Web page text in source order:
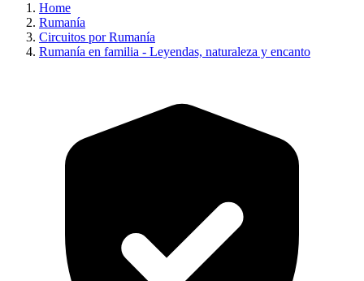
Home
Rumanía
Circuitos por Rumanía
Rumanía en familia - Leyendas, naturaleza y encanto